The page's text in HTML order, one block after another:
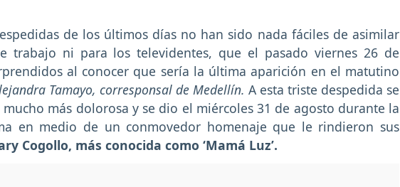
de los últimos días no han sido nada fáciles de asimilar
trabajo ni para los televidentes, que el pasado viernes 26 de
al conocer que sería la última aparición en el matutino
Tamayo, corresponsal de Medellín. A esta triste despedida se
más dolorosa y se dio el miércoles 31 de agosto durante la
en medio de un conmovedor homenaje que le rindieron sus
Cogollo, más conocida como ‘Mamá Luz’.